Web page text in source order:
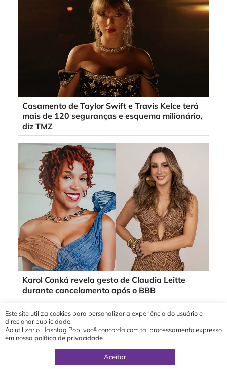
Casamento de Taylor Swift e Travis Kelce terá
mais de 120 seguranças e esquema milionário,
diz TMZ
Karol Conká revela gesto de Claudia Leitte
durante cancelamento após o BBB
Este site utiliza cookies para personalizar a experiência do usuário e
direcionar publicidade.
Ao utilizar o Hashtag Pop, você concorda com tal processamento expresso
em nossa política de privacidade
Aceitar